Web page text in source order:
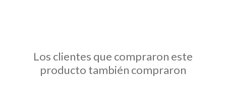
Los clientes que compraron este
producto también compraron